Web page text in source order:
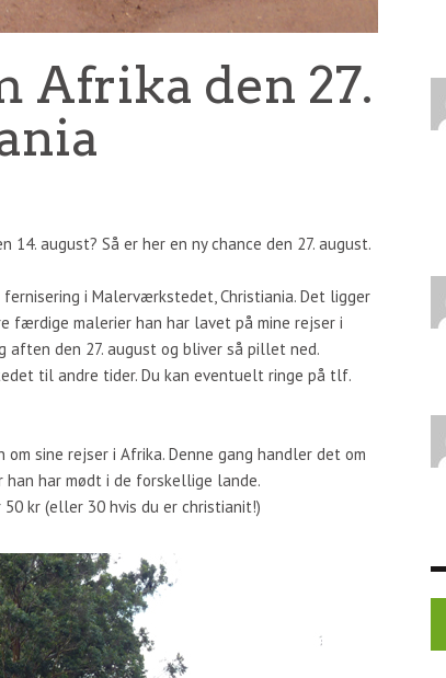
Afrika den 27.
14. august? Så er her en ny chance den 27. august.
i Malerværkstedet, Christiania. Det ligger
færdige malerier han har lavet på mine rejser i
den 27. august og bliver så pillet ned.
til andre tider. Du kan eventuelt ringe på tlf.
sine rejser i Afrika. Denne gang handler det om
han har mødt i de forskellige lande.
kr (eller 30 hvis du er christianit!)